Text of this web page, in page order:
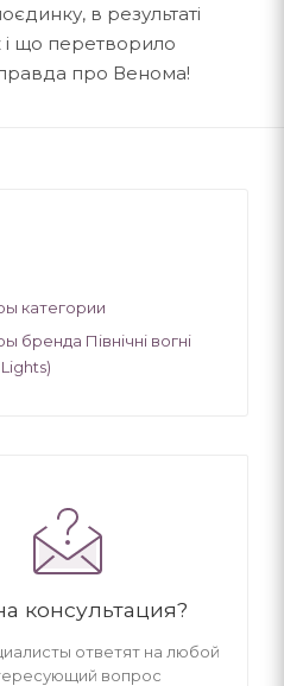
в результаті
що перетворило
про Венома!
категории
бренда Північні вогні
консультация?
ответят на любой
вопрос